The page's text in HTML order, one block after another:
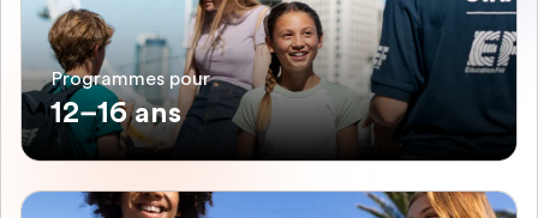
Programmes pour
12–16 ans